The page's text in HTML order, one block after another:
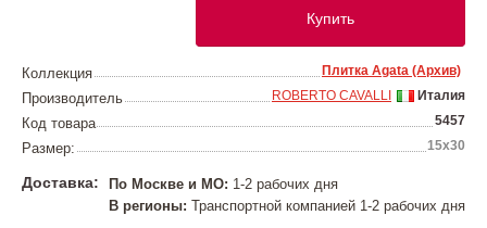
Купить
Коллекция Плитка Agata (Архив)
Производитель Италия
ROBERTO CAVALLI
Код товара 5457
Размер: 15х30
Доставка: По Москве и МО: 1-2 рабочих дня
В регионы: Транспортной компанией 1-2 рабочих дня